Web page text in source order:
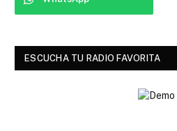
ESCUCHA TU RADIO FAVORITA